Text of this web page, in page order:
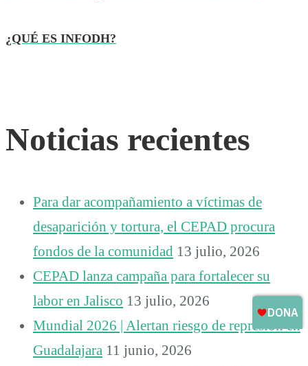
¿QUÉ ES INFODH?
Noticias recientes
Para dar acompañamiento a víctimas de
desaparición y tortura, el CEPAD procura
fondos de la comunidad 13 julio, 2026
CEPAD lanza campaña para fortalecer su
labor en Jalisco 13 julio, 2026
Mundial 2026 | Alertan riesgo de represión en
Guadalajara 11 junio, 2026